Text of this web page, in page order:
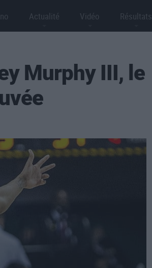
Actualité Vidéo Résultats
Murphy III, le